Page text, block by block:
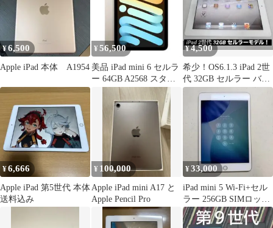
¥6,500
Apple iPad 本体 A1954
¥ 56,500
美品 iPad mini 6 セルラ
ー 64GB A2568 スター
¥4,500
希少！OS6.1.3 iPad 2世
代 32GB セルラー バッ
テリー良好！
¥6,666
Apple iPad 第5世代 本体
送料込み
¥ 100,000
Apple iPad mini A17 と
Apple Pencil Pro
¥33,000
iPad mini 5 Wi-Fi+セル
ラー 256GB SIMロック
未解除